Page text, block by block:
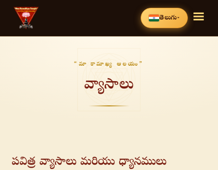
☰
తెలుగు▾
“మా కామాఖ్య ఆలయం”
వ్యాసాలు
పవిత్ర వ్యాసాలు మరియు ధ్యానములు